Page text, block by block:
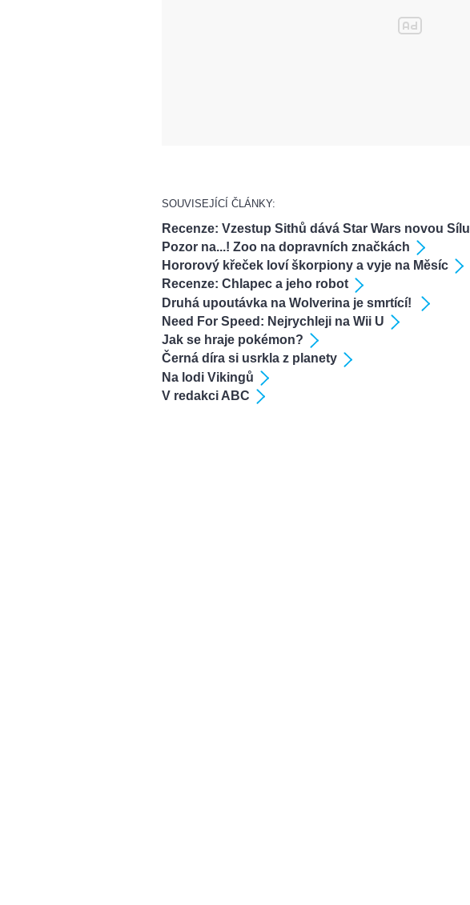
SOUVISEJÍCÍ ČLÁNKY:
Recenze: Vzestup Sithů dává Star Wars novou Sílu
Pozor na...! Zoo na dopravních značkách
Hororový křeček loví škorpiony a vyje na Měsíc
Recenze: Chlapec a jeho robot
Druhá upoutávka na Wolverina je smrtící!
Need For Speed: Nejrychleji na Wii U
Jak se hraje pokémon?
Černá díra si usrkla z planety
Na lodi Vikingů
V redakci ABC